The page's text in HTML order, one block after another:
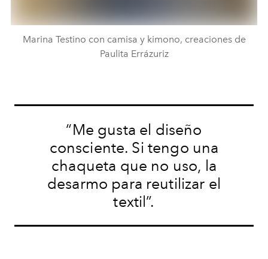
Marina Testino con camisa y kimono, creaciones de
Paulita Errázuriz
“Me gusta el diseño
consciente. Si tengo una
chaqueta que no uso, la
desarmo para reutilizar el
textil”.